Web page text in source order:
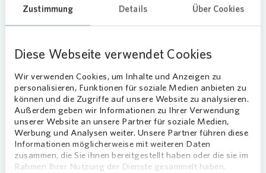
Zustimmung Details Über Cookies
Diese Webseite verwendet Cookies
Wir verwenden Cookies, um Inhalte und Anzeigen zu
personalisieren, Funktionen für soziale Medien anbieten zu
können und die Zugriffe auf unsere Website zu analysieren.
Außerdem geben wir Informationen zu Ihrer Verwendung
unserer Website an unsere Partner für soziale Medien,
Werbung und Analysen weiter. Unsere Partner führen diese
Informationen möglicherweise mit weiteren Daten
zusammen, die Sie ihnen bereitgestellt haben oder die sie im
Rahmen Ihrer Nutzung der Dienste gesammelt haben.
Wohnungen für Paare in
Duisburg
Zwei- bis Drei-Zimmer-Wohnungen sind bei
vielen Paaren gefragt. Diese mittelgroßen
Wohnungen sind in ganz Duisburg zu finden –
sowohl in zentralen Stadtteilen wieDuisburg
Mitte, als auch beispielsweise im malerischen